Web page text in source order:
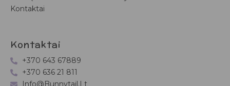
Kontaktai
Kontaktai
+370 643 67889
+370 636 21 811
Info@bunnytail.lt